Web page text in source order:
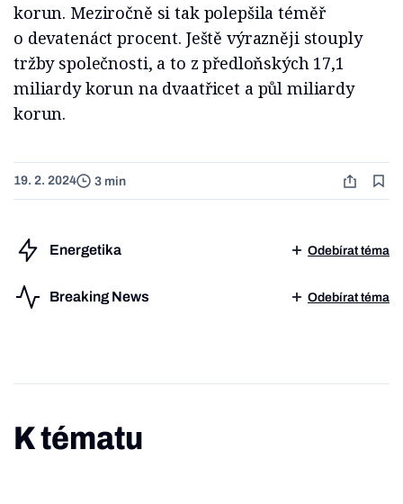
korun. Meziročně si tak polepšila téměř
o devatenáct procent. Ještě výrazněji stouply
tržby společnosti, a to z předloňských 17,1
miliardy korun na dvaatřicet a půl miliardy
korun.
19. 2. 2024 3 min
Energetika Odebírat téma
Breaking News Odebírat téma
K tématu